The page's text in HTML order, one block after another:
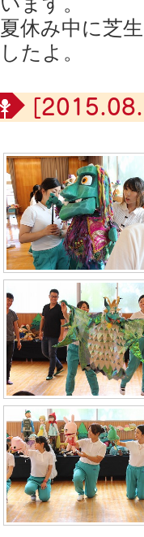
夏休み中に芝
したよ。